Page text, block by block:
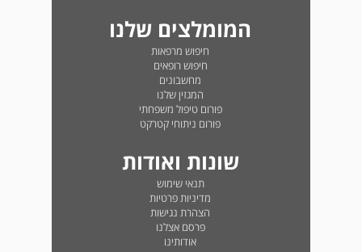
המומלצים שלנו
חיפוש מרפאות
חיפוש רופאים
מחשבונים
המגזין שלנו
פורום טיפול משפחתי
פורום ניתוחי קטרקט
שונות ואודות
תנאי שימוש
מדיניות פרטיות
הצהרת נגישות
פרסם אצלנו
אודותינו